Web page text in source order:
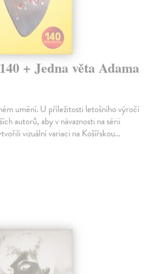
+ Jedna věta Adama
umění. U příležitosti letošního výročí
autorů, aby v návaznosti na sérii
vizuální variaci na Košířskou…